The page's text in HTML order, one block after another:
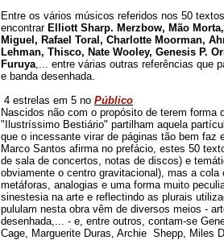
Entre os vários músicos referidos nos 50
encontrar Elliott Sharp. Merzbow, Mão
Miguel, Rafael Toral, Charlotte Moorman,
Lehman, Thisco, Nate Wooley, Genesis P.
Furuya ,... entre várias outras referências que
e banda desenhada.
4 estrelas em 5 no Público
Nascidos não com o propósito de terem forma
"Ilustríssimo Bestiário" partilham aquela
que o incessante virar de páginas tão bem faz
Marco Santos afirma no prefácio, estes 50
de sala de concertos, notas de discos) e
obviamente o centro gravitacional), mas a
metáforas, analogias e uma forma muito
sinestesia na arte e reflectindo as plurais
pululam nesta obra vêm de diversos meios -
desenhada,... - e, entre outros, contam-se
Cage, Marguerite Duras, Archie Shepp, Miles